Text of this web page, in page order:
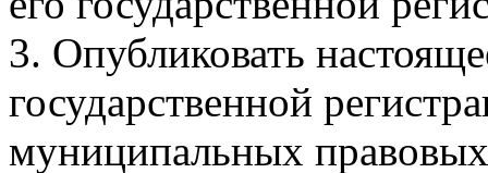
3. Опубликовать
государственной
муниципальных правовых